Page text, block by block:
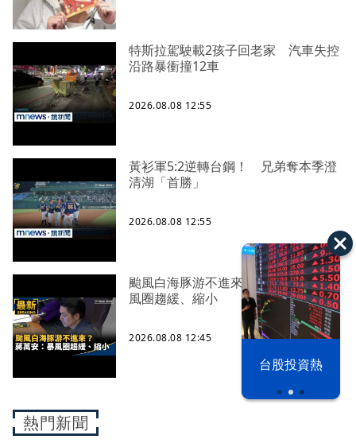
台股投資熱
特斯拉駕駛載2孩子回老家 汽車失控
沿路暴衝撞12車
2026.08.08 12:55
黃衫軍5:2逆轉台鋼！ 兄弟奪本季澄
清湖「首勝」
2026.08.08 12:55
颱風白海豚游不進來？ 蔣萬安：暴
風圈趨緩、縮小
2026.08.08 12:45
熱門新聞